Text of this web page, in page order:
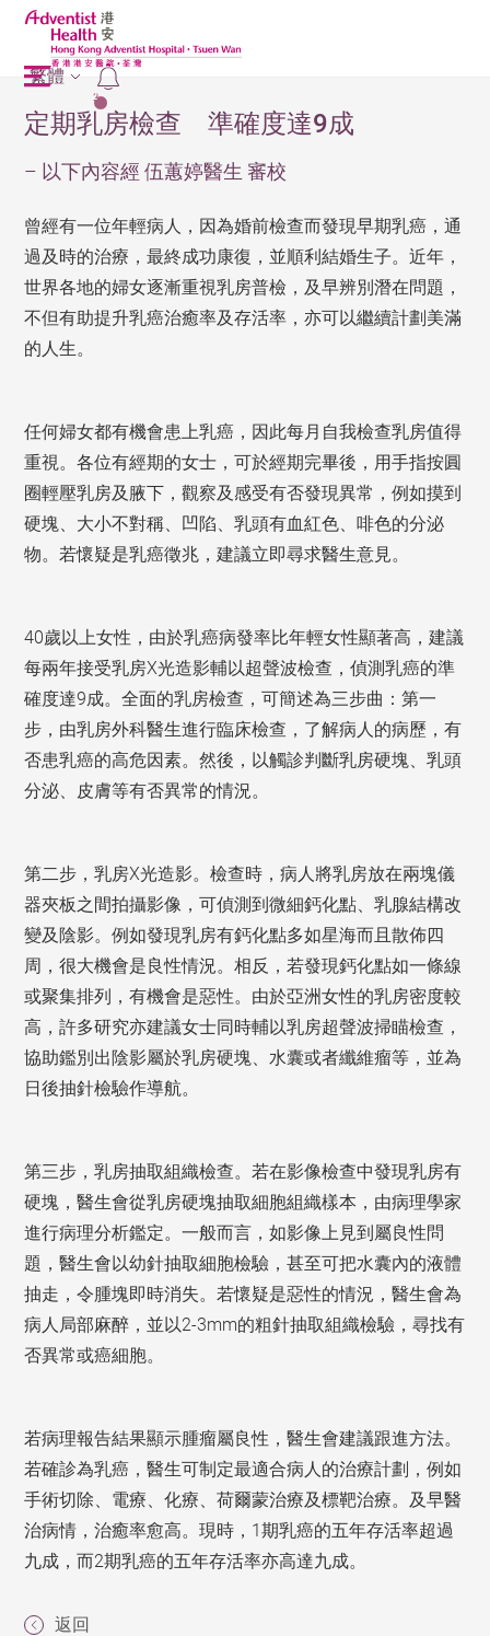
2
繁體
定期乳房檢查 準確度達9成
– 以下內容經 伍蕙婷醫生 審校
曾經有一位年輕病人，因為婚前檢查而發現早期乳癌，通
過及時的治療，最終成功康復，並順利結婚生子。近年，
世界各地的婦女逐漸重視乳房普檢，及早辨別潛在問題，
不但有助提升乳癌治癒率及存活率，亦可以繼續計劃美滿
的人生。
任何婦女都有機會患上乳癌，因此每月自我檢查乳房值得
重視。各位有經期的女士，可於經期完畢後，用手指按圓
圈輕壓乳房及腋下，觀察及感受有否發現異常，例如摸到
硬塊、大小不對稱、凹陷、乳頭有血紅色、啡色的分泌
物。若懷疑是乳癌徵兆，建議立即尋求醫生意見。
40歲以上女性，由於乳癌病發率比年輕女性顯著高，建議
每兩年接受乳房X光造影輔以超聲波檢查，偵測乳癌的準
確度達9成。全面的乳房檢查，可簡述為三步曲：第一
步，由乳房外科醫生進行臨床檢查， 了解病人的病歷，有
否患乳癌的高危因素。然後，以觸診判斷乳房硬塊、乳頭
分泌、皮膚等有否異常的情況。
第二步，乳房X光造影。檢查時，病人將乳房放在兩塊儀
器夾板之間拍攝影像，可偵測到微細鈣化點、乳腺結構改
變及陰影。例如發現乳房有鈣化點多如星海而且散佈四
周，很大機會是良性情況。相反，若發現鈣化點如一條線
或聚集排列，有機會是惡性。由於亞洲女性的乳房密度較
高，許多研究亦建議女士同時輔以乳房超聲波掃瞄檢查，
協助鑑別出陰影屬於乳房硬塊、水囊或者纖維瘤等，並為
日後抽針檢驗作導航。
第三步，乳房抽取組織檢查。若在影像檢查中發現乳房有
硬塊，醫生會從乳房硬塊抽取細胞組織樣本，由病理學家
進行病理分析鑑定。一般而言，如影像上見到屬良性問
題，醫生會以幼針抽取細胞檢驗，甚至可把水囊內的液體
抽走，令腫塊即時消失。若懷疑是惡性的情況，醫生會為
病人局部麻醉，並以2-3mm的粗針抽取組織檢驗，尋找有
否異常或癌細胞。
若病理報告結果顯示腫瘤屬良性，醫生會建議跟進方法。
若確診為乳癌，醫生可制定最適合病人的治療計劃，例如
手術切除、電療、化療、荷爾蒙治療及標靶治療。及早醫
治病情，治癒率愈高。現時，1期乳癌的五年存活率超過
九成，而2期乳癌的五年存活率亦高達九成。
返回